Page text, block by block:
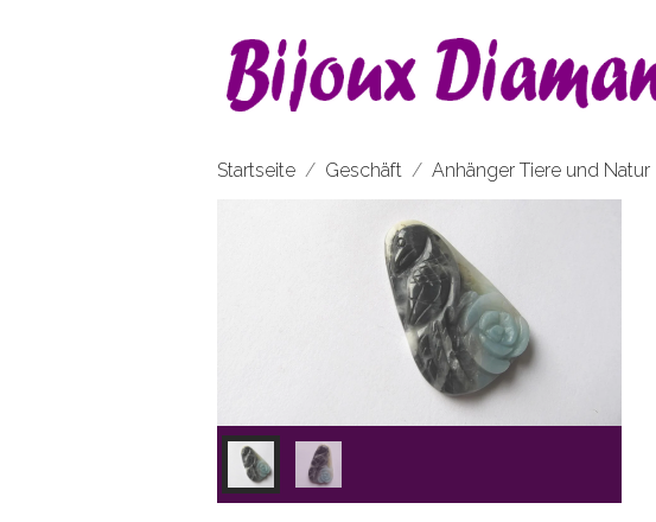
Startseite Geschäft Anhänger Tiere und Natur